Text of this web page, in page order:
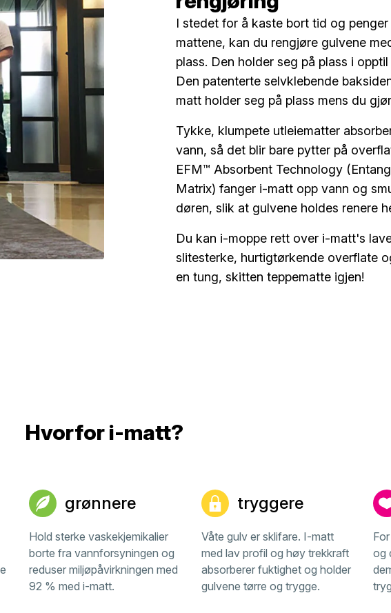
I stedet for å kaste bort tid og
mattene, kan du rengjøre gulvene
plass. Den holder seg på plass i
Den patenterte selvklebende
matt holder seg på plass mens du
Tykke, klumpete utleiematter
vann, så det blir bare pytter på
EFM™ Absorbent Technology
Matrix) fanger i-matt opp vann og
døren, slik at gulvene holdes renere
Du kan i-moppe rett over i-matt's
slitesterke, hurtigtørkende overflate
en tung, skitten teppematte igjen!
Hvorfor i-matt?
grønnere
Hold sterke vaskekjemikalier
borte fra vannforsyningen og
reduser miljøpåvirkningen med
92 % med i-matt.
tryggere
Våte gulv er sklifare. I-matt
med lav profil og høy trekkraft
absorberer fuktighet og holder
gulvene tørre og trygge.
og